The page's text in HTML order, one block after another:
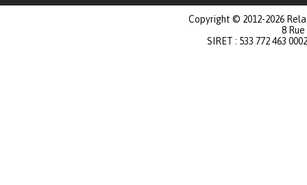
Copyright © 2012-2026
8
SIRET : 533 772 463